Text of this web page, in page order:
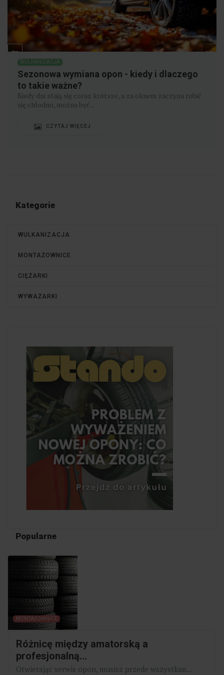
WULKANIZACJA
Sezonowa wymiana opon - kiedy i dlaczego
to takie ważne?
Kiedy dni stają się coraz krótsze, a za oknem zaczyna robić
się chłodno, można być...
CZYTAJ WIĘCEJ
Kategorie
WULKANIZACJA
MONTAŻOWNICE
CIĘŻARKI
WYWAŻARKI
Popularne
MONTAŻOWNICE
Różnicę między amatorską a
profesjonalną...
Otwierając serwis opon, musisz przede wszystkim...